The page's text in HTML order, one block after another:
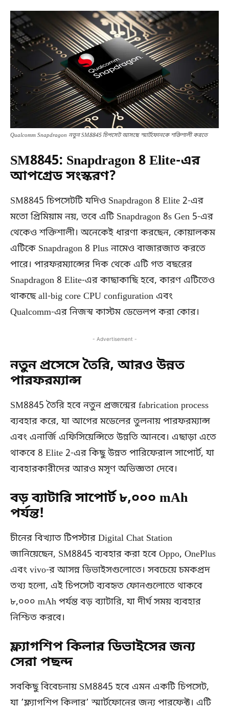
Qualcomm Snapdragon নতুন SM8845 চিপসেট আসছে স্মার্টফোনকে শক্তিশালী করতে
SM8845: Snapdragon 8 Elite-এর
আপগ্রেড সংস্করণ?
SM8845 চিপসেটটি যদিও Snapdragon 8 Elite 2-এর
মতো প্রিমিয়াম নয়, তবে এটি Snapdragon 8s Gen 5-এর
থেকেও শক্তিশালী। অনেকেই ধারণা করছেন, কোয়ালকম
এটিকে Snapdragon 8 Plus নামেও বাজারজাত করতে
পারে। পারফরম্যান্সের দিক থেকে এটি গত বছরের
Snapdragon 8 Elite-এর কাছাকাছি হবে, কারণ এটিতেও
থাকছে all-big core CPU configuration এবং
Qualcomm-এর নিজস্ব কাস্টম ডেভেলপ করা কোর।
- Advertisement -
নতুন প্রসেসে তৈরি, আরও উন্নত
পারফরম্যান্স
SM8845 তৈরি হবে নতুন প্রজন্মের fabrication process
ব্যবহার করে, যা আগের মডেলের তুলনায় পারফরম্যান্স
এবং এনার্জি এফিসিয়েন্সিতে উন্নতি আনবে। এছাড়া এতে
থাকবে 8 Elite 2-এর কিছু উন্নত পারিফেরাল সাপোর্ট, যা
ব্যবহারকারীদের আরও মসৃণ অভিজ্ঞতা দেবে।
বড় ব্যাটারি সাপোর্ট ৮,০০০ mAh
পর্যন্ত!
চীনের বিখ্যাত টিপস্টার Digital Chat Station
জানিয়েছেন, SM8845 ব্যবহার করা হবে Oppo, OnePlus
এবং vivo-র আসন্ন ডিভাইসগুলোতে। সবচেয়ে চমকপ্রদ
তথ্য হলো, এই চিপসেট ব্যবহৃত ফোনগুলোতে থাকবে
৮,০০০ mAh পর্যন্ত বড় ব্যাটারি, যা দীর্ঘ সময় ব্যবহার
নিশ্চিত করবে।
ফ্ল্যাগশিপ কিলার ডিভাইসের জন্য
সেরা পছন্দ
সবকিছু বিবেচনায় SM8845 হবে এমন একটি চিপসেট,
যা ’ফ্ল্যাগশিপ কিলার’ স্মার্টফোনের জন্য পারফেক্ট। এটি